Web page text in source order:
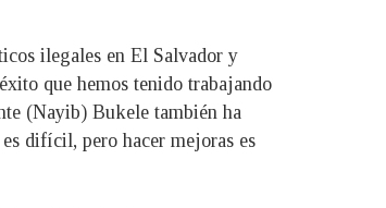
ilegales en El Salvador y
que hemos tenido trabajando
(Nayib) Bukele también ha
difícil, pero hacer mejoras es